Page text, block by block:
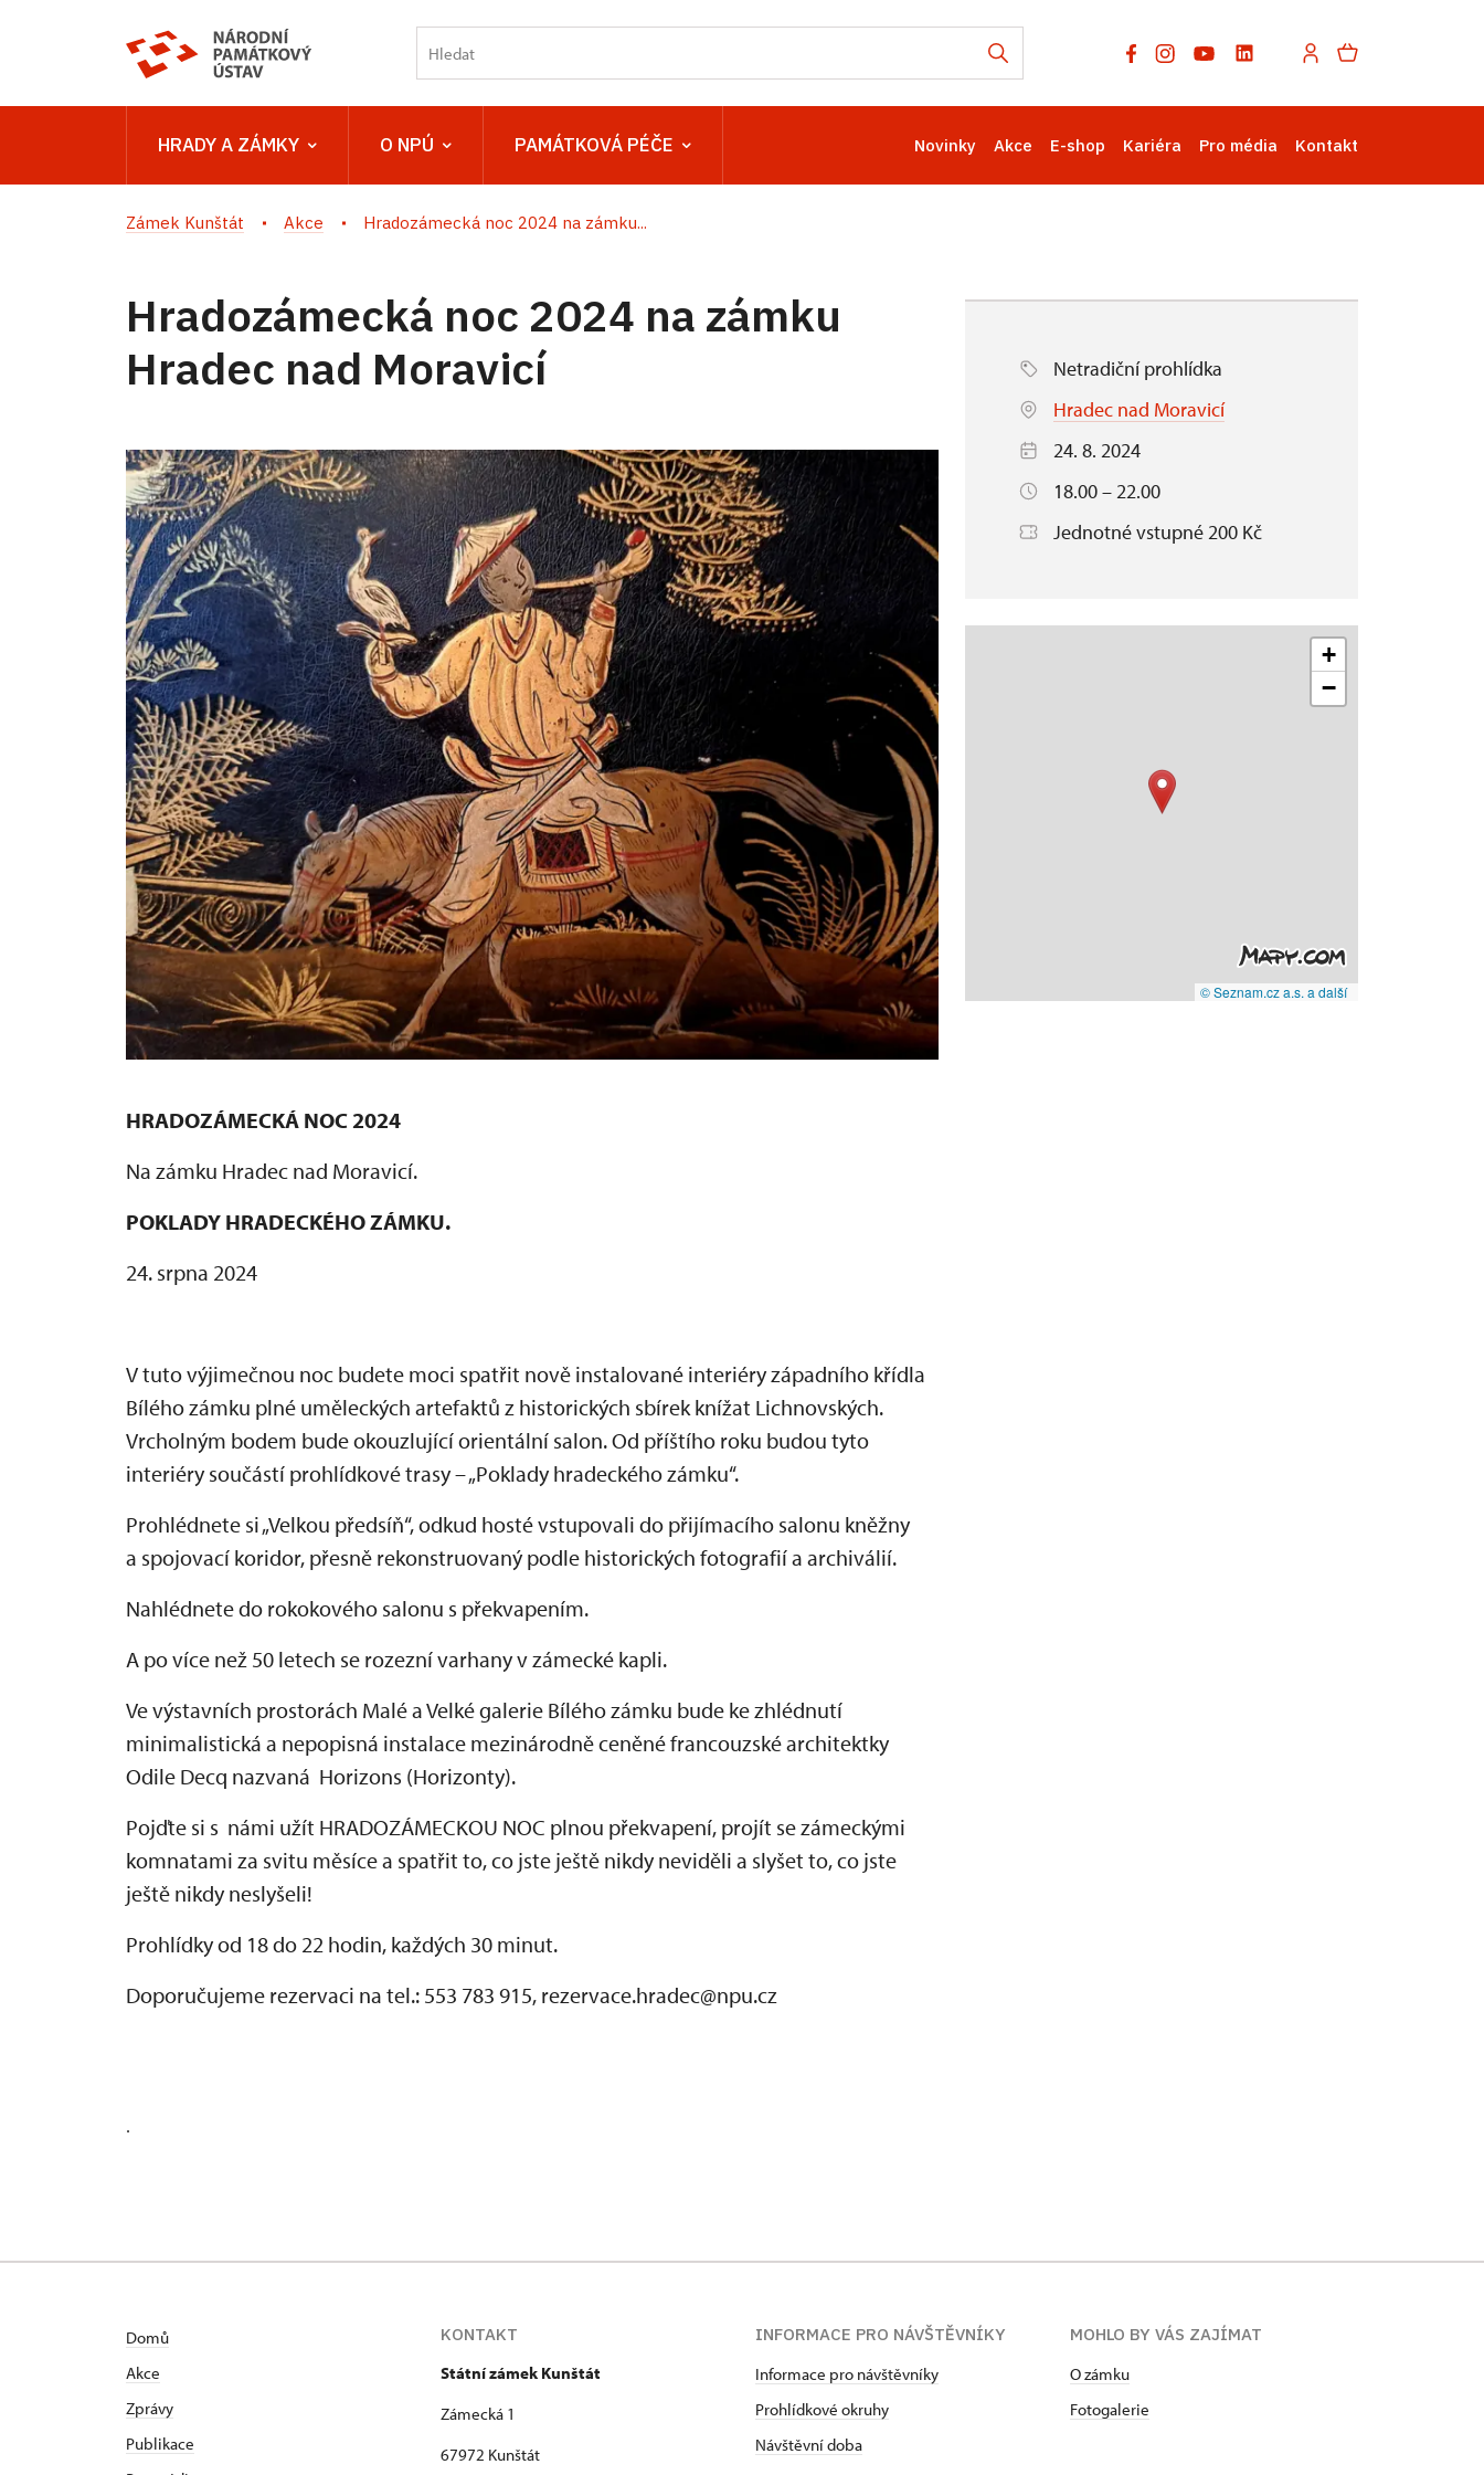
HRADY A ZÁMKY O NPÚ PAMÁTKOVÁ PÉČE Novinky Akce E-shop Kariéra Pro média Kontakt
Zámek Kunštát Akce Hradozámecká noc 2024 na zámku...
Hradozámecká noc 2024 na zámku
Hradec nad Moravicí
HRADOZÁMECKÁ NOC 2024
Na zámku Hradec nad Moravicí.
POKLADY HRADECKÉHO ZÁMKU.
24. srpna 2024
V tuto výjimečnou noc budete moci spatřit nově instalované interiéry západního křídla
Bílého zámku plné uměleckých artefaktů z historických sbírek knížat Lichnovských.
Vrcholným bodem bude okouzlující orientální salon. Od příštího roku budou tyto
interiéry součástí prohlídkové trasy – „Poklady hradeckého zámku“.
Prohlédnete si „Velkou předsíň“, odkud hosté vstupovali do přijímacího salonu kněžny
a spojovací koridor, přesně rekonstruovaný podle historických fotografií a archiválií.
Nahlédnete do rokokového salonu s překvapením.
A po více než 50 letech se rozezní varhany v zámecké kapli.
Ve výstavních prostorách Malé a Velké galerie Bílého zámku bude ke zhlédnutí
minimalistická a nepopisná instalace mezinárodně ceněné francouzské architektky
Odile Decq nazvaná Horizons (Horizonty).
Pojďte si s námi užít HRADOZÁMECKOU NOC plnou překvapení, projít se zámeckými
komnatami za svitu měsíce a spatřit to, co jste ještě nikdy neviděli a slyšet to, co jste
ještě nikdy neslyšeli!
Prohlídky od 18 do 22 hodin, každých 30 minut.
Doporučujeme rezervaci na tel.: 553 783 915, rezervace.hradec@npu.cz
.
Netradiční prohlídka
Hradec nad Moravicí
24. 8. 2024
18.00 – 22.00
Jednotné vstupné 200 Kč
+
−
© Seznam.cz a.s. a další
Domů
Akce
Zprávy
Publikace
KONTAKT
Státní zámek Kunštát
Zámecká 1
67972 Kunštát
INFORMACE PRO NÁVŠTĚVNÍKY
Informace pro návštěvníky
Prohlídkové okruhy
Návštěvní doba
MOHLO BY VÁS ZAJÍMAT
O zámku
Fotogalerie